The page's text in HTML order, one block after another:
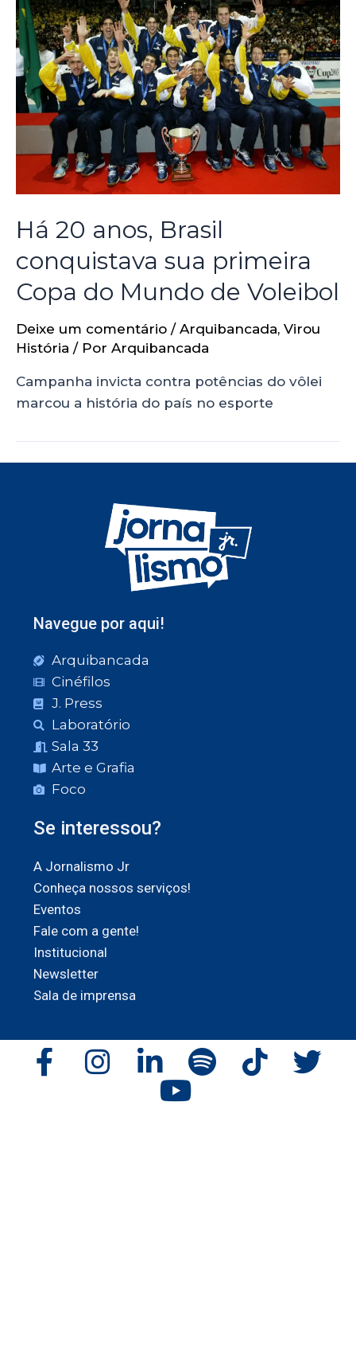
Há 20 anos, Brasil
conquistava sua primeira
Copa do Mundo de Voleibol
Deixe um comentário / Arquibancada, Virou
História / Por Arquibancada
Campanha invicta contra potências do vôlei
marcou a história do país no esporte
Navegue por aqui!
Arquibancada
Cinéfilos
J. Press
Laboratório
Sala 33
Arte e Grafia
Foco
Se interessou?
A Jornalismo Jr
Conheça nossos serviços!
Eventos
Fale com a gente!
Institucional
Newsletter
Sala de imprensa